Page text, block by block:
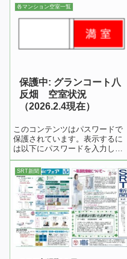
各マンション空室一覧
保護中: グランコート八
反畑 空室状況
（2026.2.4現在）
このコンテンツはパスワードで
保護されています。表示するに
は以下にパスワードを入力して
ください: パスワード:
SRT新聞